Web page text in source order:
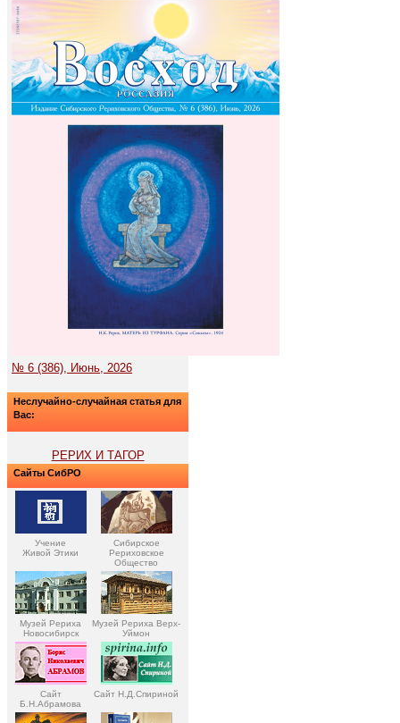
№ 6 (386), Июнь, 2026
Неслучайно-случайная статья для
Вас:
РЕРИХ И ТАГОР
Сайты СибРО
Учение
Живой Этики
Сибирское
Рериховское
Общество
Музей Рериха
Новосибирск
Музей Рериха Верх-
Уймон
Сайт
Б.Н.Абрамова
Сайт Н.Д.Спириной